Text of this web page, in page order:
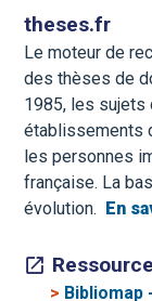
theses.fr
Le moteur de
des thèses de
1985, les sujets
établissements
les personnes
française. La
évolution.
En
> Bibliomap